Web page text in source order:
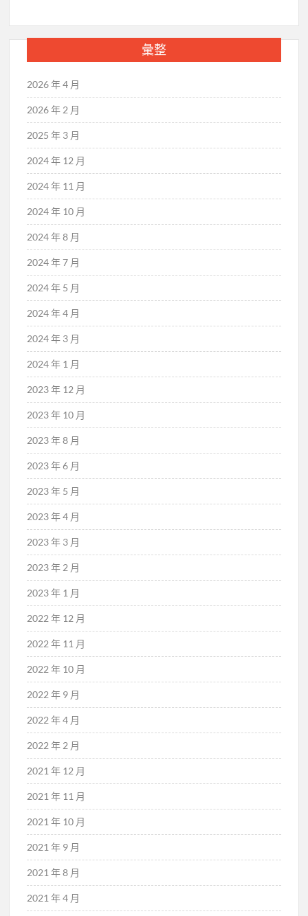
彙整
2026 年 4 月
2026 年 2 月
2025 年 3 月
2024 年 12 月
2024 年 11 月
2024 年 10 月
2024 年 8 月
2024 年 7 月
2024 年 5 月
2024 年 4 月
2024 年 3 月
2024 年 1 月
2023 年 12 月
2023 年 10 月
2023 年 8 月
2023 年 6 月
2023 年 5 月
2023 年 4 月
2023 年 3 月
2023 年 2 月
2023 年 1 月
2022 年 12 月
2022 年 11 月
2022 年 10 月
2022 年 9 月
2022 年 4 月
2022 年 2 月
2021 年 12 月
2021 年 11 月
2021 年 10 月
2021 年 9 月
2021 年 8 月
2021 年 4 月